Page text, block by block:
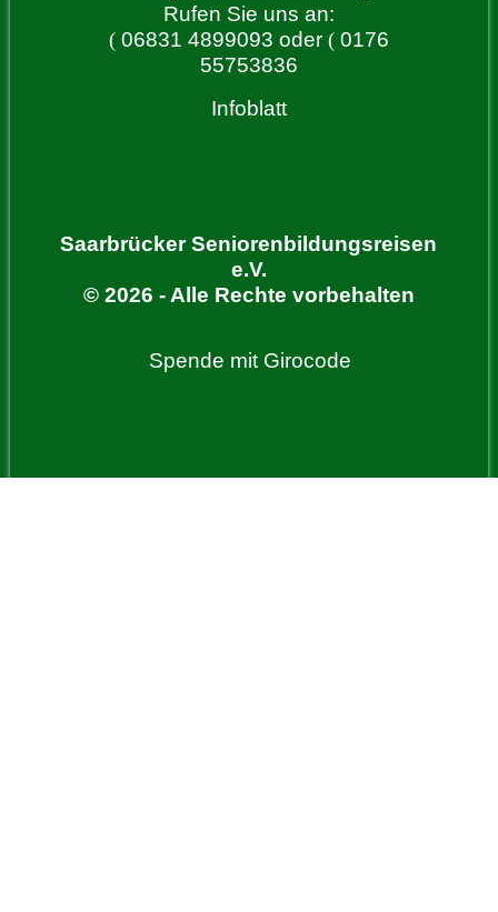
Rufen Sie uns an:
(06831 4899093 oder (0176
55753836
Infoblatt
Saarbrücker Seniorenbildungsreisen
e.V.
© 2026 - Alle Rechte vorbehalten
Spende mit Girocode